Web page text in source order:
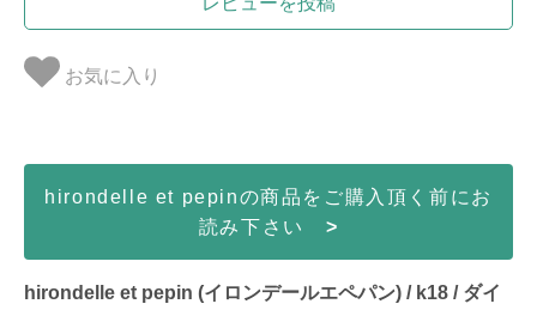
お気に入り
hirondelle et pepinの商品をご購入頂く前にお
読み下さい >
hirondelle et pepin (イロンデールエペパン) / k18 / ダイ